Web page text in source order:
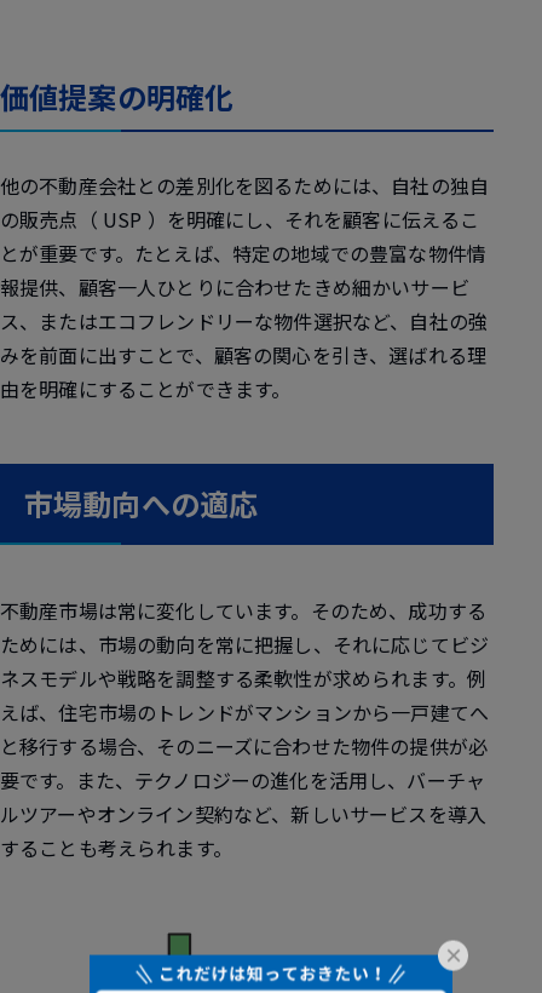
価値提案の明確化
他の不動産会社との差別化を図るためには、自社の独自
の販売点（ USP ）を明確にし、それを顧客に伝えるこ
とが重要です。たとえば、特定の地域での豊富な物件情
報提供、顧客一人ひとりに合わせたきめ細かいサービ
ス、またはエコフレンドリーな物件選択など、自社の強
みを前面に出すことで、顧客の関心を引き、選ばれる理
由を明確にすることができます。
市場動向への適応
不動産市場は常に変化しています。そのため、成功する
ためには、市場の動向を常に把握し、それに応じてビジ
ネスモデルや戦略を調整する柔軟性が求められます。例
えば、住宅市場のトレンドがマンションから一戸建てへ
と移行する場合、そのニーズに合わせた物件の提供が必
要です。また、テクノロジーの進化を活用し、バーチャ
ルツアーやオンライン契約など、新しいサービスを導入
することも考えられます。
×